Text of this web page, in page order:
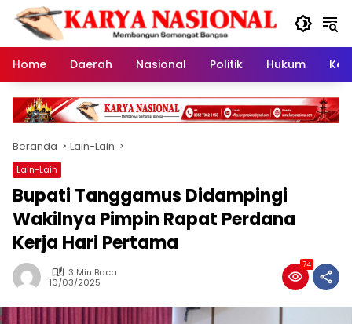
Langsung
konten
Home
Daerah Nasional Politik Hukum
Beranda Lain-Lain
Lain-Lain
Bupati Tanggamus Didampingi
Wakilnya Pimpin Rapat Perdana
Kerja Hari Pertama
3 Min Baca
10/03/2025
74